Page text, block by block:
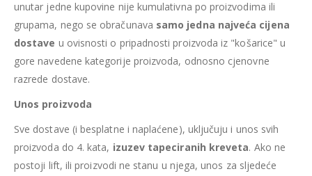
unutar jedne kupovine nije kumulativna po proizvodima ili
grupama, nego se obračunava samo jedna najveća cijena
dostave u ovisnosti o pripadnosti proizvoda iz "košarice" u
gore navedene kategorije proizvoda, odnosno cjenovne
razrede dostave.
Unos proizvoda
Sve dostave (i besplatne i naplaćene), uključuju i unos svih
proizvoda do 4. kata, izuzev tapeciranih kreveta. Ako ne
postoji lift, ili proizvodi ne stanu u njega, unos za sljedeće